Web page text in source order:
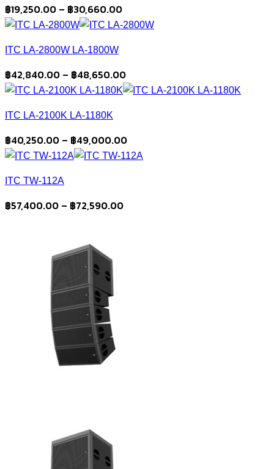
฿19,250.00 – ฿30,660.00Price
range:
฿30,660.00
ITC LA-2800W LA-1800W
฿42,840.00 – ฿48,650.00Price
range:
฿48,650.00
ITC LA-2100K LA-1180K
฿40,250.00 – ฿49,000.00Price
range:
ITC TW-112A
฿57,400.00 – ฿72,590.00Price